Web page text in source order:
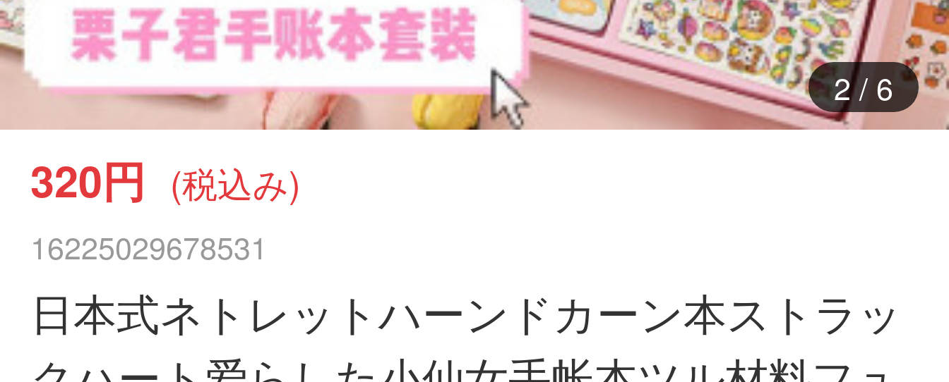
3/ 6
320円 (税込み)
16225029678531
日本式ネトレットハーンドカーン本ストラッ